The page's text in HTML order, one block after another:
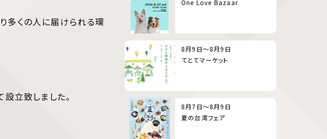
多くの人に届けられる環
立致しました。
One Love Bazaar
8月9日～8月9日
てとてマーケット
8月7日～8月9日
夏の台湾フェア